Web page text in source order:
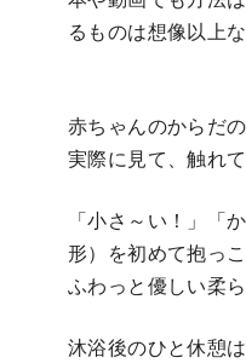
るものは想像以上
赤ちゃんのからだ
実際に見て、触れ
「小さ～い！」「
形）を初めて抱っ
ふわっと優しい柔
沐浴後のひと休憩